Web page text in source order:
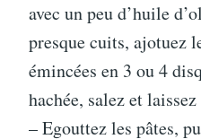
avec un peu d’huile
presque cuits, ajotuez
émincées en 3 ou 4
hachée, salez et
– Egouttez les pâtes,